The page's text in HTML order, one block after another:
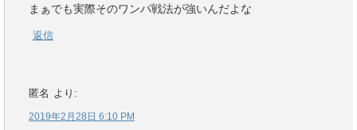
まぁでも実際そのワンパ戦法が強いんだよな
返信
匿名 より:
2019年2月28日 6:10 PM